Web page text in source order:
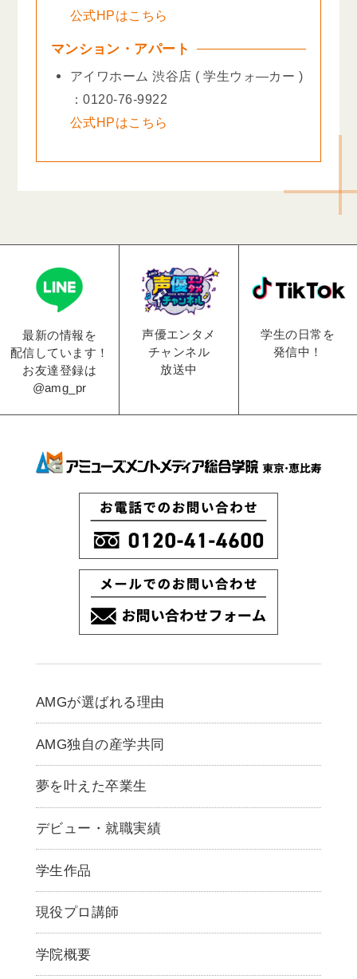
公式HPはこちら
マンション・アパート
アイワホーム 渋谷店 ( 学生ウォ―カー )
：0120-76-9922
公式HPはこちら
最新の情報を
配信しています！
お友達登録は
@amg_pr
声優エンタメ
チャンネル
放送中
学生の日常を
発信中！
AMGが選ばれる理由
AMG独自の産学共同
夢を叶えた卒業生
デビュー・就職実績
学生作品
現役プロ講師
学院概要